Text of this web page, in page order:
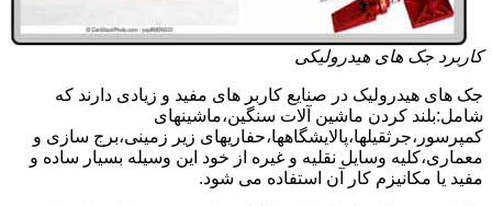
کاربرد جک های هیدرولیکی
جک های هیدرولیک در صنایع کاربر های مفید و زیادی دارند که
شامل:بلند کردن ماشین آلات سنگین،ماشینهای
کمپرسور،جرثقیلها،پالایشگاهها،حفاریهای زیر زمینی،برج سازی و
معماری،کلیه وسایل نقلیه و غیره از خود این وسیله بسیار ساده و
مفید یا مکانیزم کار آن استفاده می شود.